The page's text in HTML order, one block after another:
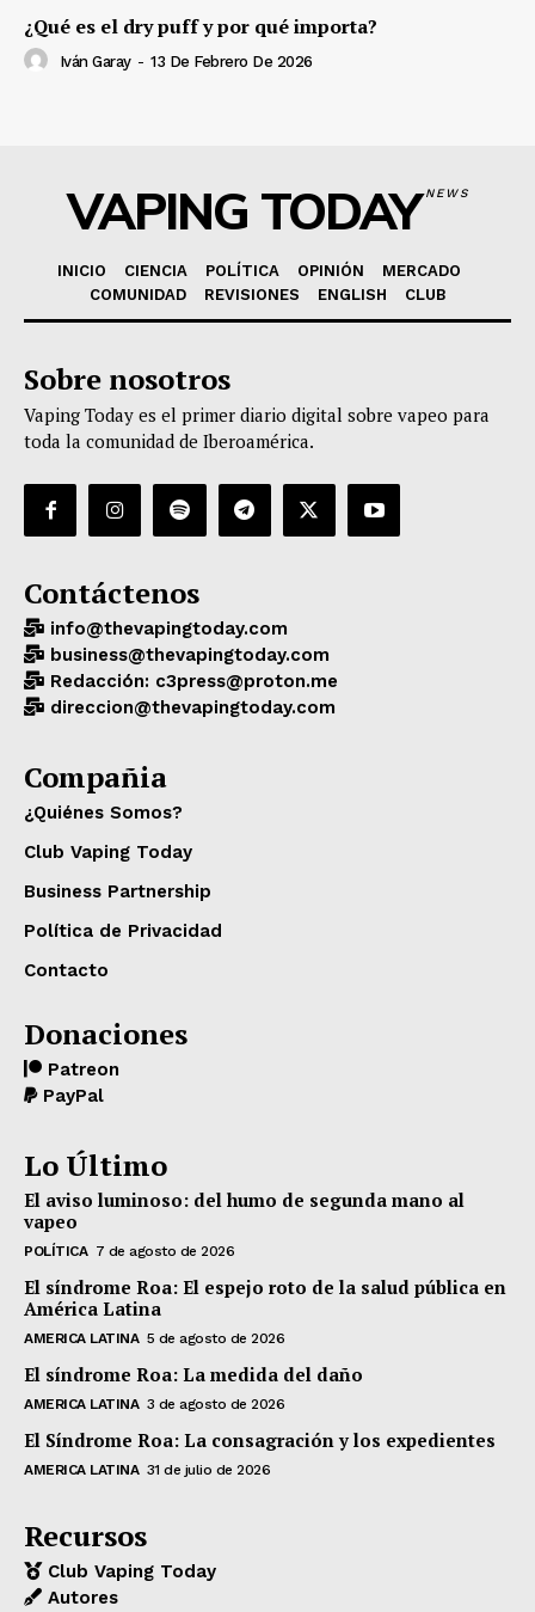
¿Qué es el dry puff y por qué importa?
Iván Garay - 13 De Febrero De 2026
VAPING TODAYNEWS
INICIO CIENCIA POLÍTICA OPINIÓN
MERCADO
COMUNIDAD
REVISIONES ENGLISH CLUB
Sobre nosotros
Vaping Today es el primer diario digital sobre vapeo para
toda la comunidad de Iberoamérica.
Contáctenos
info@thevapingtoday.com
business@thevapingtoday.com
Redacción: c3press@proton.me
direccion@thevapingtoday.com
Compañia
¿Quiénes Somos?
Club Vaping Today
Business Partnership
Política de Privacidad
Contacto
Donaciones
Patreon
PayPal
Lo Último
El aviso luminoso: del humo de segunda mano al
vapeo
POLÍTICA 7 de agosto de 2026
El síndrome Roa: El espejo roto de la salud pública en
América Latina
AMERICA LATINA 5 de agosto de 2026
El síndrome Roa: La medida del daño
AMERICA LATINA 3 de agosto de 2026
El Síndrome Roa: La consagración y los expedientes
AMERICA LATINA 31 de julio de 2026
Recursos
Club Vaping Today
Autores